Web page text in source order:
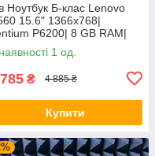
Ноутбук Б-клас Lenovo
15.6" 1366x768|
P6200| 8 GB RAM|
GB SSD| HD
1 од.
₴ 4 885 ₴
Купити